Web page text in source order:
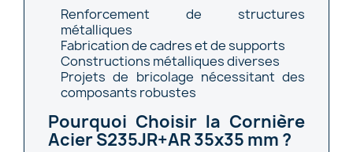
Renforcement de structures
métalliques
Fabrication de cadres et de supports
Constructions métalliques diverses
Projets de bricolage nécessitant des
composants robustes
Pourquoi Choisir la Cornière
Acier S235JR+AR 35x35 mm ?